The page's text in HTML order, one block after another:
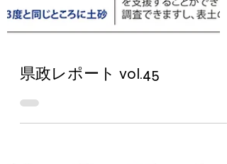
県政レポート vol.45